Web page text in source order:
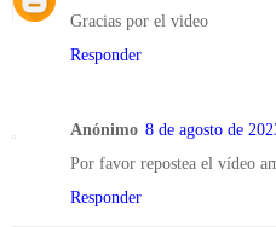
Gracias por el video
Responder
Anónimo 8 de agosto de
Por favor repostea el vídeo
Responder